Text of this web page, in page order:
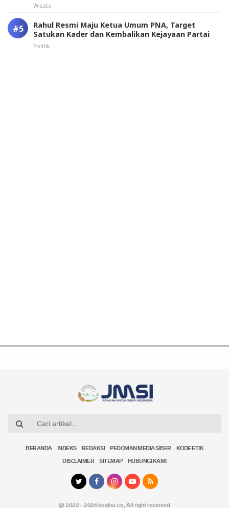
Wisata
Rahul Resmi Maju Ketua Umum PNA, Target
Satukan Kader dan Kembalikan Kejayaan Partai
Politik
BERANDA INDEKS REDAKSI PEDOMAN MEDIA SIBER KODE ETIK
DISCLAIMER SITEMAP HUBUNGI KAMI
@ 2022 - 2026 koalisi.co, All right reserved